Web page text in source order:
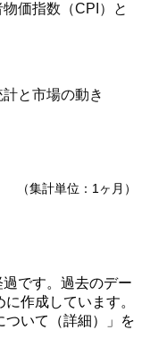
価指数（CPI）と
と市場の動き
（集計単位：1ヶ月）
です。過去のデー
作成しています。
ついて（詳細）」を